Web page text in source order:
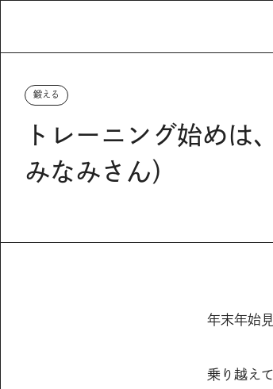
鍛える
トレーニング始めは
みなみさん）
年末年始
乗り越え